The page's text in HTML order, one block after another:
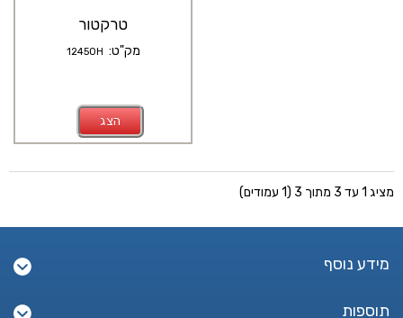
טרקטור
מק"ט: 12450H
הצג
מציג 1 עד 3 מתוך 3 (1 עמודים)
מידע נוסף
תוספות